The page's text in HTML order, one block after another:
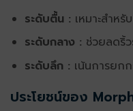
ระดับตื้น : เหมาะสำห
ระดับกลาง : ช่วยลดริ้
ระดับลึก : เน้นการยก
ประโยชน์ของ